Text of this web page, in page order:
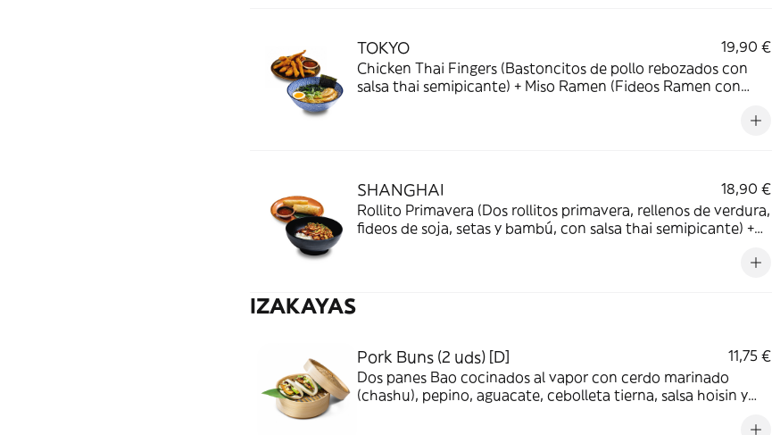
TOKYO
19,90 €
Chicken Thai Fingers (Bastoncitos de pollo rebozados con
salsa thai semipicante) + Miso Ramen (Fideos Ramen con
SHANGHAI
18,90 €
Rollito Primavera (Dos rollitos primavera, rellenos de verdura,
fideos de soja, setas y bambú, con salsa thai semipicante) +
IZAKAYAS
Pork Buns (2 uds) [D]
11,75 €
Dos panes Bao cocinados al vapor con cerdo marinado
(chashu), pepino, aguacate, cebolleta tierna, salsa hoisin y